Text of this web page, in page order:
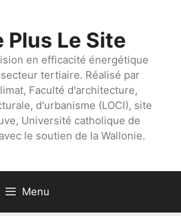
Plus Le Site
en efficacité énergétique
tertiaire. Réalisé par
Faculté d'architecture,
d'urbanisme (LOCI), site
Université catholique de
le soutien de la Wallonie.
Menu